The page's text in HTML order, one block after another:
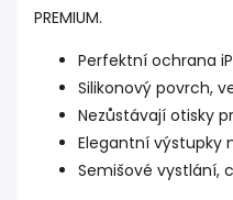
PREMIUM.
Perfektní ochrana
Silikonový povrch,
Nezůstávají otisky
Elegantní výstupky
Semišové vystlání,